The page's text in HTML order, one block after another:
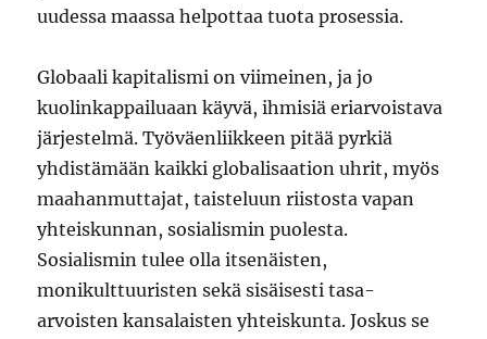
uudessa maassa helpottaa tuota prosessia.
Globaali kapitalismi on viimeinen, ja jo
kuolinkappailuaan käyvä, ihmisiä eriarvoistava
järjestelmä. Työväenliikkeen pitää pyrkiä
yhdistämään kaikki globalisaation uhrit, myös
maahanmuttajat, taisteluun riistosta vapan
yhteiskunnan, sosialismin puolesta.
Sosialismin tulee olla itsenäisten,
monikulttuuristen sekä sisäisesti tasa-
arvoisten kansalaisten yhteiskunta. Joskus se